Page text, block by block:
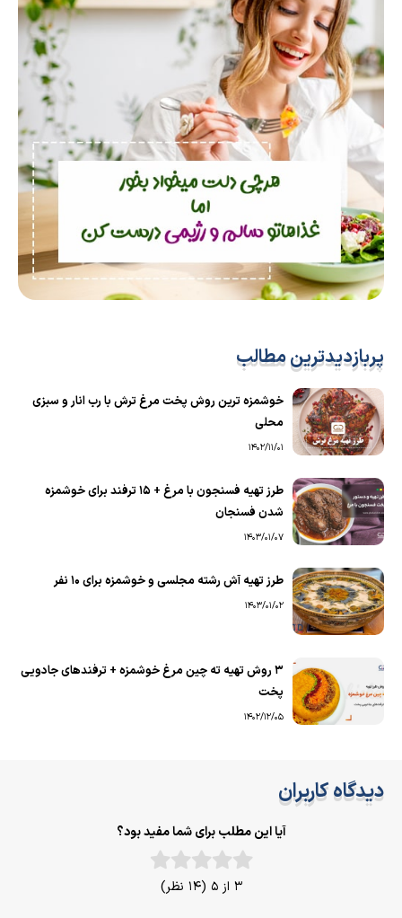
پربازدیدترین مطالب
خوشمزه ترین روش پخت مرغ ترش با رب انار و سبزی
محلی
1402/11/01
طرز تهیه فسنجون با مرغ + 15 ترفند برای خوشمزه
شدن فسنجان
1403/01/07
طرز تهیه آش رشته مجلسی و خوشمزه برای ۱۰ نفر
1403/01/02
۳ روش تهیه ته چین مرغ خوشمزه + ترفندهای جادویی
پخت
1402/12/05
دیدگاه کاربران
آیا این مطلب برای شما مفید بود؟
3 از 5 (14 نظر)